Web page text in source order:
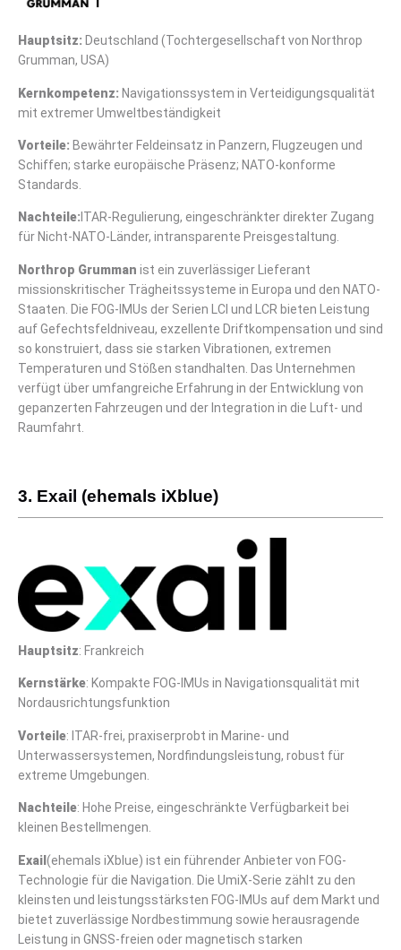
Hauptsitz: Deutschland (Tochtergesellschaft von Northrop
Grumman, USA)
Kernkompetenz: Navigationssystem in Verteidigungsqualität
mit extremer Umweltbeständigkeit
Vorteile: Bewährter Feldeinsatz in Panzern, Flugzeugen und
Schiffen; starke europäische Präsenz; NATO-konforme
Standards.
Nachteile: ITAR-Regulierung, eingeschränkter direkter Zugang
für Nicht-NATO-Länder, intransparente Preisgestaltung.
Northrop Grumman ist ein zuverlässiger Lieferant
missionskritischer Trägheitssysteme in Europa und den NATO-
Staaten. Die FOG-IMUs der Serien LCI und LCR bieten Leistung
auf Gefechtsfeldniveau, exzellente Driftkompensation und sind
so konstruiert, dass sie starken Vibrationen, extremen
Temperaturen und Stößen standhalten. Das Unternehmen
verfügt über umfangreiche Erfahrung in der Entwicklung von
gepanzerten Fahrzeugen und der Integration in die Luft- und
Raumfahrt.
3. Exail (ehemals iXblue)
Hauptsitz: Frankreich
Kernstärke: Kompakte FOG-IMUs in Navigationsqualität mit
Nordausrichtungsfunktion
Vorteile: ITAR-frei, praxiserprobt in Marine- und
Unterwassersystemen, Nordfindungsleistung, robust für
extreme Umgebungen.
Nachteile: Hohe Preise, eingeschränkte Verfügbarkeit bei
kleinen Bestellmengen.
Exail (ehemals iXblue) ist ein führender Anbieter von FOG-
Technologie für die Navigation. Die UmiX-Serie zählt zu den
kleinsten und leistungsstärksten FOG-IMUs auf dem Markt und
bietet zuverlässige Nordbestimmung sowie herausragende
Leistung in GNSS-freien oder magnetisch starken